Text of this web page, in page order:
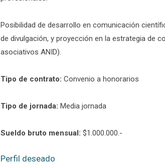
Posibilidad de desarrollo en comunicación
de divulgación, y proyección en la estrategia de
asociativos ANID).
Tipo de contrato: Convenio a honorarios
Tipo de jornada: Media jornada
Sueldo bruto mensual: $1.000.000.-
Perfil deseado